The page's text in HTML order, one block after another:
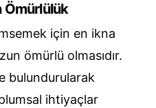
Ömürlülük
için en ikna
ömürlü olmasıdır.
bulundurularak
ihtiyaçlar